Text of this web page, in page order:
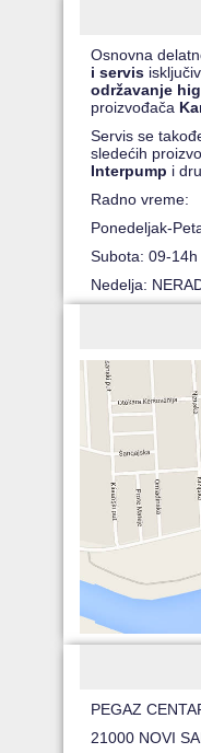
Osnovna
i servis
održavanje
proizvođača
Servis se
sledećih
Interpump i
Radno vreme:
Ponedeljak-
Subota: 09-14h
Nedelja:
PEGAZ
21000 NOVI